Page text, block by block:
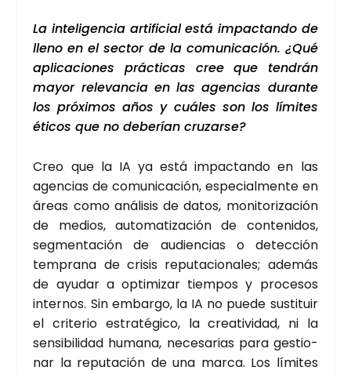
La inte­li­gen­cia arti­fi­cial está impac­tan­do de
lleno en el sec­tor de la comu­ni­ca­ción. ¿Qué
apli­ca­cio­nes prác­ti­cas cree que ten­drán
mayor rele­van­cia en las agen­cias duran­te
los pró­xi­mos años y cuá­les son los lími­tes
éti­cos que no debe­rían cru­zar­se?
Creo que la IA ya está impac­tan­do en las
agen­cias de comu­ni­ca­ción, espe­cial­men­te en
áreas como aná­li­sis de datos, moni­to­ri­za­ción
de medios, auto­ma­ti­za­ción de con­te­ni­dos,
seg­men­ta­ción de audien­cias o detec­ción
tem­pra­na de cri­sis repu­tacio­na­les; ade­más
de ayu­dar a opti­mi­zar tiem­pos y pro­ce­sos
inter­nos. Sin embar­go, la IA no pue­de sus­ti­tuir
el cri­te­rio estra­té­gi­co, la crea­ti­vi­dad, ni la
sen­si­bi­li­dad huma­na, nece­sa­rias para ges­tio­
nar la repu­tación de una mar­ca. Los lími­tes